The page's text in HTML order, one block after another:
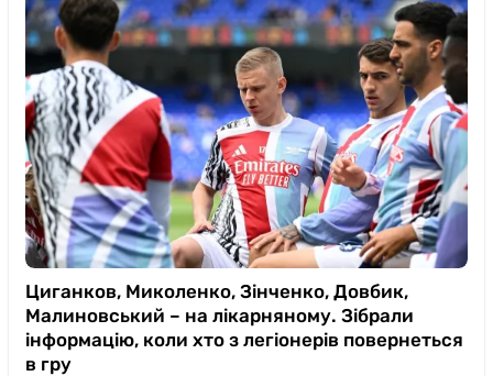
Циганков, Миколенко, Зінченко, Довбик,
Малиновський – на лікарняному. Зібрали
інформацію, коли хто з легіонерів повернеться
в гру